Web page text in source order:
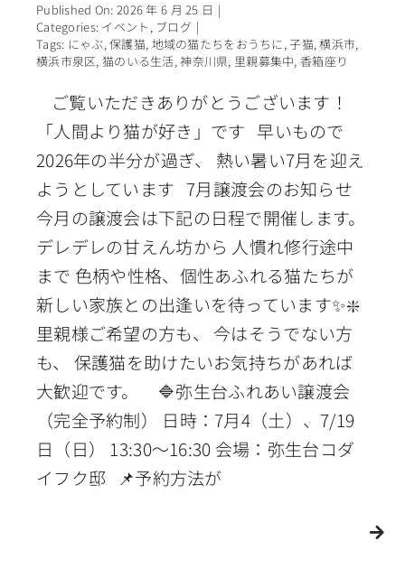
Published On: 2026 年 6 月 25 日 |
Categories: イベント , ブログ |
Tags: にゃぶ,保護猫, 地域の猫たちをおうちに,子猫,横浜市,
横浜市泉区, 猫のいる生活,神奈川県, 里親募集中,香箱座り
ご覧いただきありがとうございます！
「人間より猫が好き」です 早いもので
2026年の半分が過ぎ、 熱い暑い7月を迎え
ようとしています 7月譲渡会のお知らせ
今月の譲渡会は下記の日程で開催します。
デレデレの甘えん坊から 人慣れ修行途中
まで 色柄や性格、個性あふれる猫たちが
新しい家族との出逢いを待っています✨❇️
里親様ご希望の方も、 今はそうでない方
も、 保護猫を助けたいお気持ちがあれば
大歓迎です。 🔷弥生台ふれあい譲渡会
（完全予約制） 日時：7月4（土）、7/19
日（日） 13:30〜16:30 会場：弥生台コダ
イフク邸 📌予約方法が